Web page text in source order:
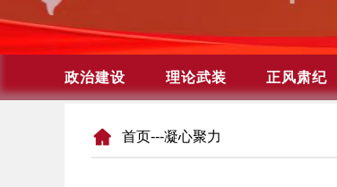
首页---凝心聚力